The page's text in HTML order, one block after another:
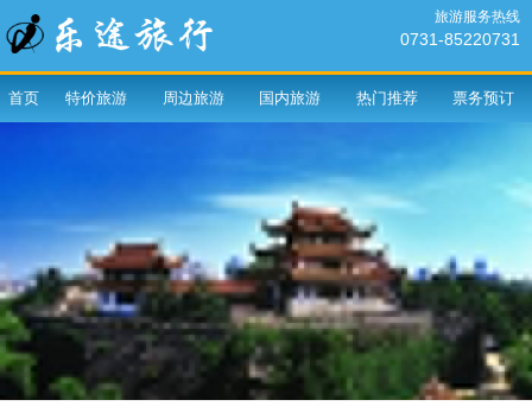
旅游服务热线
0731-85220731
首页 特价旅游 周边旅游 国内旅游 热门推荐 票务预订